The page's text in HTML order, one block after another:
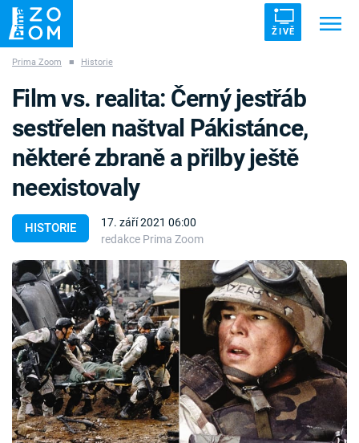
ŽIVĚ
ZÁHADY VETŘELCI DÁVNOVĚKU
Témata
Témata
Pořady
TV Program
Časopis
Sledujte prima+
Prima Zoom ■ Historie
HISTORIE
17. září 2021 06:00
redakce Prima Zoom
Film vs. realita: Černý jestřáb
sestřelen naštval Pákistánce,
některé zbraně a přilby ještě
neexistovaly